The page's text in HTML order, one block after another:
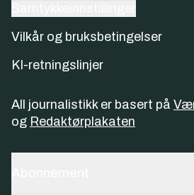
Vilkår og bruksbetingelser
KI-retningslinjer
All journalistikk er basert på
og Redaktørplakaten